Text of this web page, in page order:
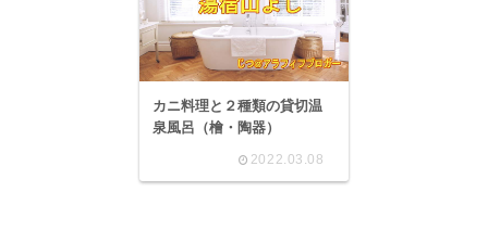
カニ料理と２種類の貸切温
泉風呂（檜・陶器）
2022.03.08